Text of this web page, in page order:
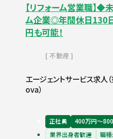
【リフォーム営業職】
ム企業◎年間休日130
円も可能！
不動産
エージェントサービス求
ova）
正社員 400万円〜
業界出身者歓迎
職